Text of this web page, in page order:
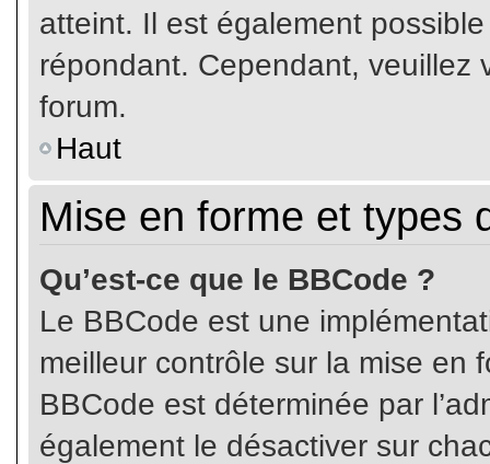
atteint. Il est également
répondant. Cependant, veuillez
forum.
Haut
Mise en forme et types
Qu’est-ce que le BBCode ?
Le BBCode est une
meilleur contrôle sur la mise en
BBCode est déterminée par
également le désactiver sur